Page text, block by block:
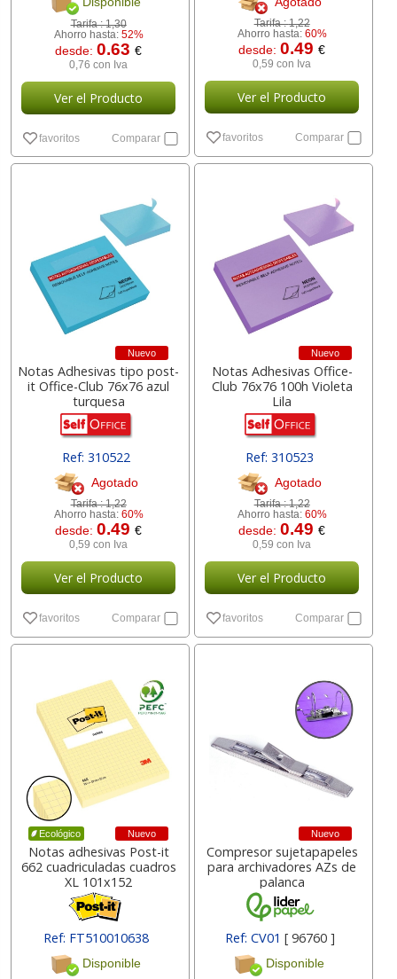
Tarifa :1,30
Ahorro hasta: 52%
desde:0.63€
0,76 con Iva
Ver el Producto
favoritos Comparar
Tarifa :1,22
Ahorro hasta: 60%
desde:0.49€
0,59 con Iva
Ver el Producto
favoritos Comparar
Nuevo
Notas Adhesivas tipo post-
it Office-Club 76x76 azul
turquesa
Ref: 310522
Agotado
Tarifa :1,22
Ahorro hasta: 60%
desde:0.49€
0,59 con Iva
Ver el Producto
favoritos Comparar
Nuevo
Notas Adhesivas Office-
Club 76x76 100h Violeta
Lila
Ref: 310523
Agotado
Tarifa :1,22
Ahorro hasta: 60%
desde:0.49€
0,59 con Iva
Ver el Producto
favoritos Comparar
Ecológico Nuevo
Notas adhesivas Post-it
662 cuadriculadas cuadros
XL 101x152
Ref: FT510010638
[ 29397 ]
Disponible
Nuevo
Compresor sujetapapeles
para archivadores AZs de
palanca
Ref: CV01 [ 96760 ]
Disponible